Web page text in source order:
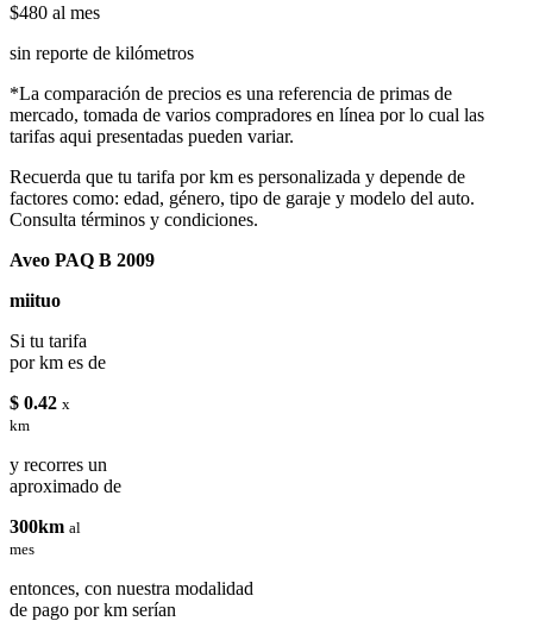
$480 al mes
sin reporte de kilómetros
*La comparación de precios es una referencia de primas de
mercado, tomada de varios compradores en línea por lo cual las
tarifas aqui presentadas pueden variar.
Recuerda que tu tarifa por km es personalizada y depende de
factores como: edad, género, tipo de garaje y modelo del auto.
Consulta términos y condiciones.
Aveo PAQ B 2009
miituo
Si tu tarifa
por km es de
$ 0.42 x
km
y recorres un
aproximado de
300km al
mes
entonces, con nuestra modalidad
de pago por km serían